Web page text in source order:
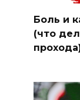
Боль и
(что